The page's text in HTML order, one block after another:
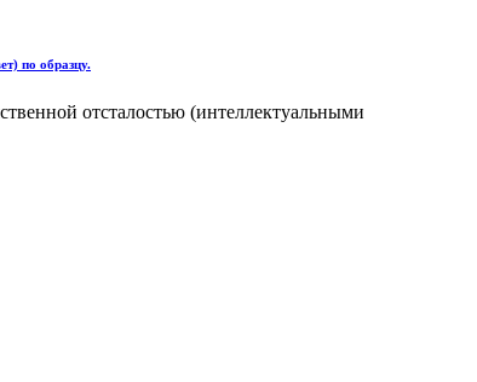
по образцу.
отсталостью (интеллектуальными